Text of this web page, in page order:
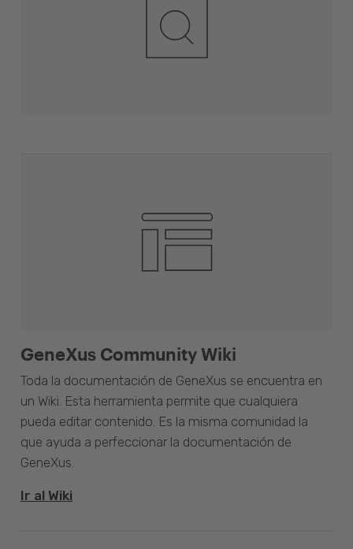
GeneXus Community Wiki
Toda la documentación de GeneXus se encuentra en
un Wiki. Esta herramienta permite que cualquiera
pueda editar contenido. Es la misma comunidad la
que ayuda a perfeccionar la documentación de
GeneXus.
Ir al Wiki